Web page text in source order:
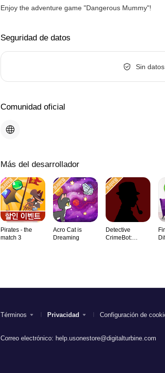
Enjoy the adventure game "Dangerous Mummy"!
Seguridad de datos
Sin
Comunidad oficial
Más del desarrollador
Pirates - the
match 3
Acro Cat is
Dreaming
Detective
CrimeBot:
Términos Privacidad Configuración de
Correo electrónico: help.usonestore@digitalturbine.com